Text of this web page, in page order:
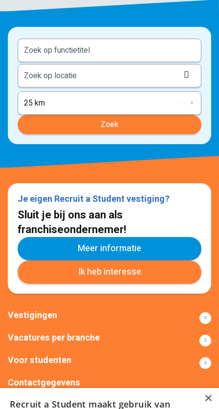
25 km
Zoek
Je eigen Recruit a Student vestiging?
Sluit je bij ons aan als
franchiseondernemer!
Meer informatie
Ik heb interesse
Vestigingen
Vacatures per branche
Voor studenten
Contactgegevens
+31(0)88 522 00 76 info@recruitastudent.nl ×
Recruit a Student maakt gebruik van